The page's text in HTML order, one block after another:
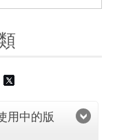
用中的版